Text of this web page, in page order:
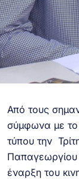
Από τους
σύμφωνα με το
τύπου την
Παπαγεωργίου
έναρξη του